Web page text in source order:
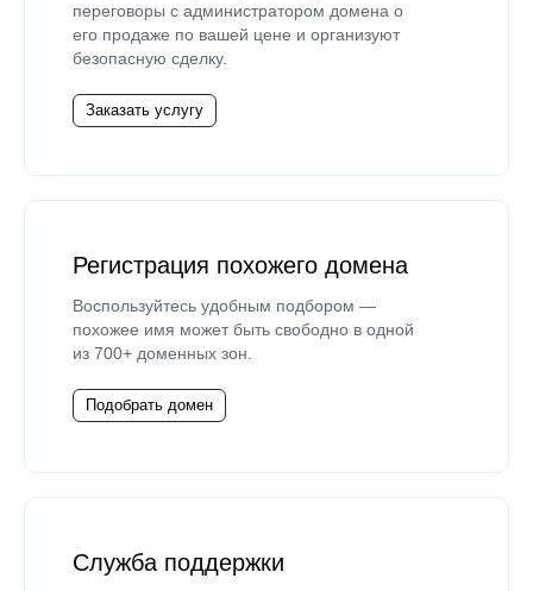
переговоры с администратором домена о
его продаже по вашей цене и организуют
безопасную сделку.
Заказать услугу
Регистрация похожего домена
Воспользуйтесь удобным подбором —
похожее имя может быть свободно в одной
из 700+ доменных зон.
Подобрать домен
Служба поддержки